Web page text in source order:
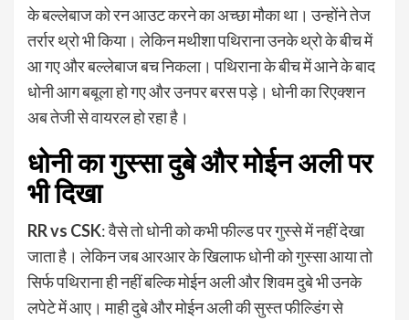
के बल्लेबाज को रन आउट करने का अच्छा मौका था। उन्होंने तेज
तर्रार थ्रो भी किया। लेकिन मथीशा पथिराना उनके थ्रो के बीच में
आ गए और बल्लेबाज बच निकला। पथिराना के बीच में आने के बाद
धोनी आग बबूला हो गए और उनपर बरस पड़े। धोनी का रिएक्शन
अब तेजी से वायरल हो रहा है।
धोनी कागुस्सा दुबे और मोईन अली पर
भी दिखा
RR vs CSK: वैसे तो धोनी को कभी फील्ड पर गुस्से में नहीं देखा
जाता है। लेकिन जब आरआर के खिलाफ धोनी को गुस्सा आया तो
सिर्फ पथिराना ही नहीं बल्कि मोईन अली और शिवम दुबे भी उनके
लपेटे में आए। माही दुबे और मोईन अली की सुस्त फील्डिंग से